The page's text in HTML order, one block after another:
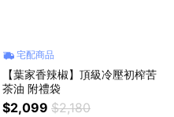
宅配商品
【葉家香辣椒】頂級冷壓初榨苦
茶油 附禮袋
$2,099 $2,180